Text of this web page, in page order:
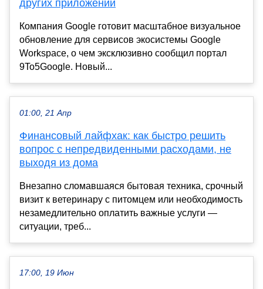
других приложений
Компания Google готовит масштабное визуальное
обновление для сервисов экосистемы Google
Workspace, о чем эксклюзивно сообщил портал
9To5Google. Новый...
01:00, 21 Апр
Финансовый лайфхак: как быстро решить
вопрос с непредвиденными расходами, не
выходя из дома
Внезапно сломавшаяся бытовая техника, срочный
визит к ветеринару с питомцем или необходимость
незамедлительно оплатить важные услуги —
ситуации, треб...
17:00, 19 Июн